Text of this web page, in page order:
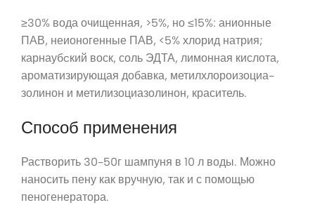
≥30% вода очищенная, >5%, но ≤15%: анионные
ПАВ, неионогенные ПАВ, <5% хлорид натрия;
карнаубcкий воск, соль ЭДТА, лимонная кислота,
ароматизирующая добавка, метилхлороизоциа-
золинон и метилизоциазолинон, краситель.
Способ применения
Растворить 30-50г шампуня в 10 л воды. Можно
наносить пену как вручную, так и с помощью
пеногенератора.